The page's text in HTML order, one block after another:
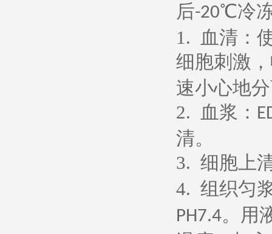
后-20℃冷
1.
血清：
细胞刺激
速小心地
2.
血浆：
清。
3. 细胞上
4. 组织匀
PH7.4。用